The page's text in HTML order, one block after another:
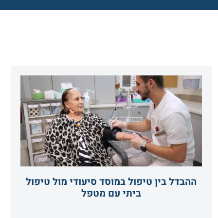
ההבדל בין טיפול במוסד סיעודי מול טיפול
ביתי עם מטפל